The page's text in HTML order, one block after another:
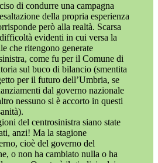
di condurre una campagna
della propria esperienza
però alla realtà. Scarsa
evidenti in cui versa la
che ritengono generate
come fu per il Comune di
sul buco di bilancio (smentita
per il futuro dell’Umbria, se
dal governo nazionale
nessuno si è accorto in questi
del centrosinistra siano state
anzi! Ma la stagione
cioè del governo del
o non ha cambiato nulla o ha